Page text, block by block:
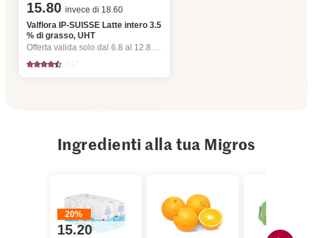
15.80 invece di 18.60
Valflora IP-SUISSE Latte intero 3.5
% di grasso, UHT
Offerta valida solo dal 6.8 al 12.8.2026, fino a esaurimento dello stock.
Ingredienti alla tua Migros
20%
15.20